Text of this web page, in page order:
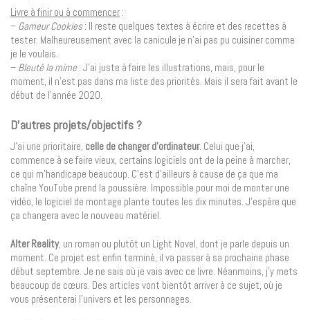
Livre à finir ou à commencer :
– Gameur Cookies: Il reste quelques textes à écrire et des recettes à
tester. Malheureusement avec la canicule je n’ai pas pu cuisiner comme
je le voulais.
– Bleuté la mime: J’ai juste à faire les illustrations, mais, pour le
moment, il n’est pas dans ma liste des priorités. Mais il sera fait avant le
début de l’année 2020.
D’autres projets/objectifs ?
J’ai une prioritaire, celle de changer d’ordinateur. Celui que j’ai,
commence à se faire vieux, certains logiciels ont de la peine à marcher,
ce qui m’handicape beaucoup. C’est d’ailleurs à cause de ça que ma
chaîne YouTube prend la poussière. Impossible pour moi de monter une
vidéo, le logiciel de montage plante toutes les dix minutes. J’espère que
ça changera avec le nouveau matériel.
Alter Reality, un roman ou plutôt un Light Novel, dont je parle depuis un
moment. Ce projet est enfin terminé, il va passer à sa prochaine phase
début septembre. Je ne sais où je vais avec ce livre. Néanmoins, j’y mets
beaucoup de cœurs. Des articles vont bientôt arriver à ce sujet, où je
vous présenterai l’univers et les personnages.